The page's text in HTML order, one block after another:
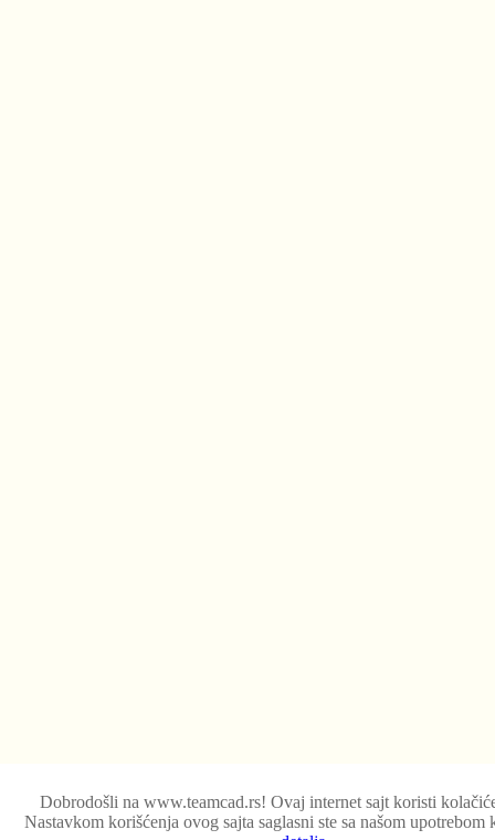
Dobrodošli na www.teamcad.rs! Ovaj internet sajt koristi
Nastavkom korišćenja ovog sajta saglasni ste sa našom upotrebom